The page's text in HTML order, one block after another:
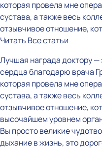
которая провела мне
сустава, а также весь
отзывчивое отношение,
Читать Все статьи
Лучшая награда доктору
сердца благодарю врача
которая провела мне
сустава, а также весь
отзывчивое отношение,
высочайшем уровнем
Вы просто великие
дыхание в жизнь, это